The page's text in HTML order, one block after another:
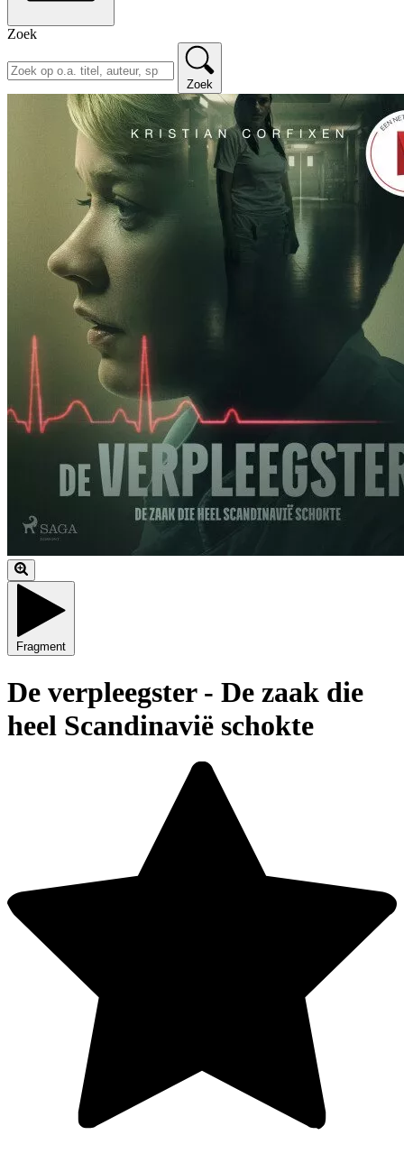
Zoek
Zoek
Fragment
De verpleegster - De zaak die
heel Scandinavië schokte